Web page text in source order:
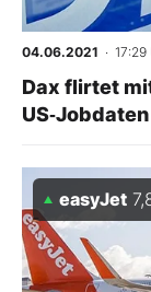
04.06.2021 · 17:29
Dax flirtet
US‑Jobdaten
easyJet